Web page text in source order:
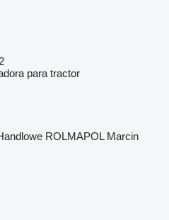
para tractor
ROLMAPOL Marcin